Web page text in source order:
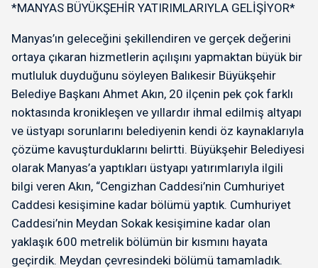
*MANYAS BÜYÜKŞEHİR YATIRIMLARIYLA GELİŞİYOR*
Manyas’ın geleceğini şekillendiren ve gerçek değerini
ortaya çıkaran hizmetlerin açılışını yapmaktan büyük bir
mutluluk duyduğunu söyleyen Balıkesir Büyükşehir
Belediye Başkanı Ahmet Akın, 20 ilçenin pek çok farklı
noktasında kronikleşen ve yıllardır ihmal edilmiş altyapı
ve üstyapı sorunlarını belediyenin kendi öz kaynaklarıyla
çözüme kavuşturduklarını belirtti. Büyükşehir Belediyesi
olarak Manyas’a yaptıkları üstyapı yatırımlarıyla ilgili
bilgi veren Akın, “Cengizhan Caddesi’nin Cumhuriyet
Caddesi kesişimine kadar bölümü yaptık. Cumhuriyet
Caddesi’nin Meydan Sokak kesişimine kadar olan
yaklaşık 600 metrelik bölümün bir kısmını hayata
geçirdik. Meydan çevresindeki bölümü tamamladık.